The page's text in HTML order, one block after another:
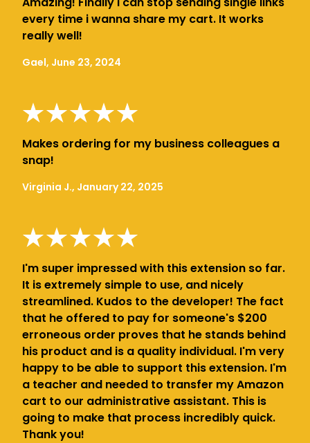
every time i wanna share my cart. It works
really well!
Gael, June 23, 2024
Makes ordering for my business colleagues a
snap!
Virginia J., January 22, 2025
I'm super impressed with this extension so far.
It is extremely simple to use, and nicely
streamlined. Kudos to the developer! The fact
that he offered to pay for someone's $200
erroneous order proves that he stands behind
his product and is a quality individual. I'm very
happy to be able to support this extension. I'm
a teacher and needed to transfer my Amazon
cart to our administrative assistant. This is
going to make that process incredibly quick.
Thank you!